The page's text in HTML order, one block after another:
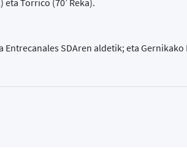
eta Torrico (70’ Reka).
SDAren aldetik; eta Gernikako